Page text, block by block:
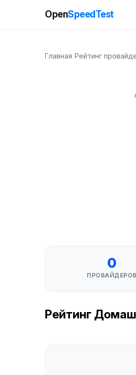
OpenSpeedTest
Главная Рейтинг
0
ПРОВАЙДЕРОВ
Рейтинг